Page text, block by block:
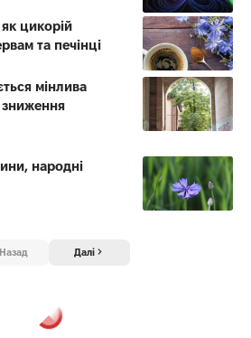
цикорій
та печінці
мінлива
зниження
народні
Назад Далі
зацікавилась ялинками, соснами, лісорубами та продавцями хвойних дерев